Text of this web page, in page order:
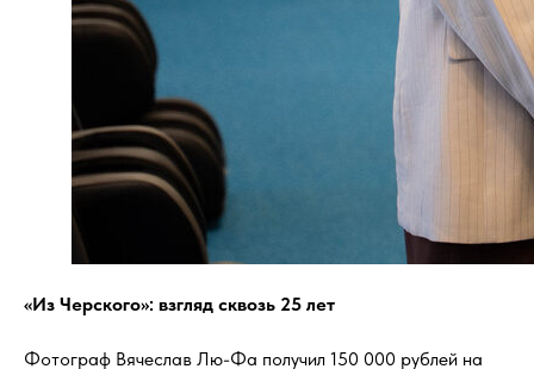
«Из Черского»: взгляд сквозь 25 лет
Фотограф Вячеслав Лю-Фа получил 150 000 рублей на